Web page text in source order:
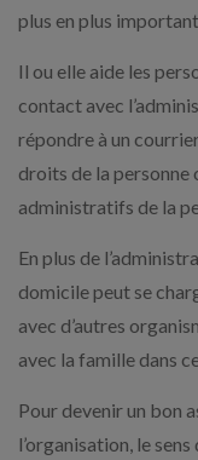
plus en plus
Il ou elle aide les
contact avec
répondre à un
droits de la personne
administratifs de la
En plus de
domicile peut se
avec d’autres
avec la famille dans
Pour devenir un bon
l’organisation, le